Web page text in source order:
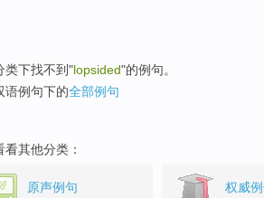
类下找不到"lopsided"的例句。
语例句下的全部例句
看其他分类：
原声例句 权威